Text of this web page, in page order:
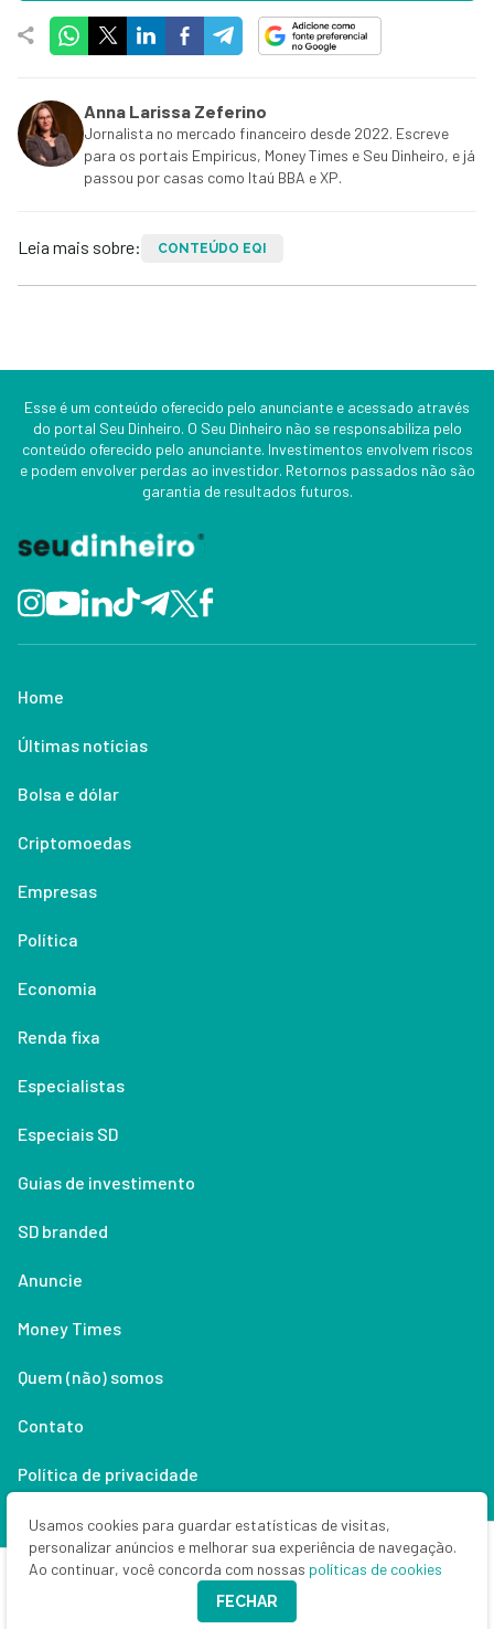
Anna Larissa Zeferino
Jornalista no mercado financeiro desde 2022. Escreve
para os portais Empiricus, Money Times e Seu Dinheiro, e já
passou por casas como Itaú BBA e XP.
Leia mais sobre: CONTEÚDO EQI
Esse é um conteúdo oferecido pelo anunciante e acessado através
do portal Seu Dinheiro. O Seu Dinheiro não se responsabiliza pelo
conteúdo oferecido pelo anunciante. Investimentos envolvem riscos
e podem envolver perdas ao investidor. Retornos passados não são
garantia de resultados futuros.
Home
Últimas notícias
Bolsa e dólar
Criptomoedas
Empresas
Política
Economia
Renda fixa
Especialistas
Especiais SD
Guias de investimento
SD branded
Anuncie
Money Times
Quem (não) somos
Contato
Política de privacidade
Lifestyle
Copyright © 2026 Seu Dinheiro. Todos os direitos reservados.
CNPJ: 33.523.405/0001-63
Usamos cookies para guardar estatísticas de visitas,
personalizar anúncios e melhorar sua experiência de navegação.
Ao continuar, você concorda com nossas políticas de cookies
FECHAR